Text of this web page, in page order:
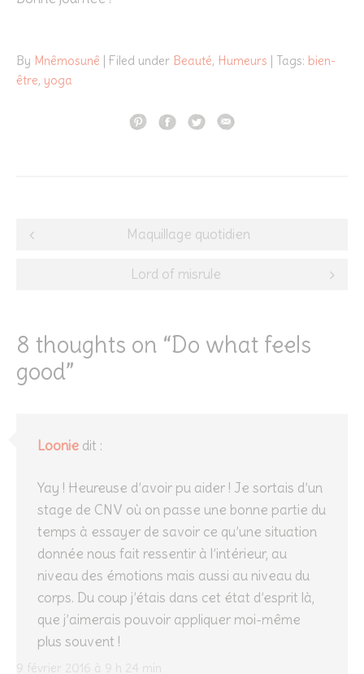
By Mnêmosunê | Filed under Beauté, Humeurs | Tags: bien-
être, yoga
Post
navigation
Maquillage quotidien
Lord of misrule
8 thoughts on “Do what feels
good”
Loonie dit :
9 février 2016 à 9 h 24 min
Yay ! Heureuse d’avoir pu aider ! Je sortais d’un
stage de CNV où on passe une bonne partie du
temps à essayer de savoir ce qu’une situation
donnée nous fait ressentir à l’intérieur, au
niveau des émotions mais aussi au niveau du
corps. Du coup j’étais dans cet état d’esprit là,
que j’aimerais pouvoir appliquer moi-même
plus souvent !